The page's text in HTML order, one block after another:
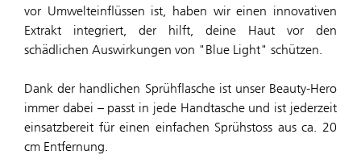
vor Umwelteinflüssen ist, haben wir einen innovativen
Extrakt integriert, der hilft, deine Haut vor den
schädlichen Auswirkungen von "Blue Light" schützen.
Dank der handlichen Sprühflasche ist unser Beauty-Hero
immer dabei – passt in jede Handtasche und ist jederzeit
einsatzbereit für einen einfachen Sprühstoss aus ca. 20
cm Entfernung.